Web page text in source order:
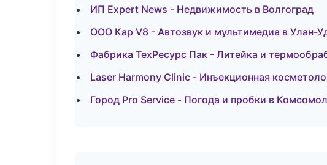
ИП Expert News - Недвижимость в Волгоград
ООО Кар V8 - Автозвук и мультимедиа в Улан-
Фабрика ТехРесурс Пак - Литейка и
Laser Harmony Clinic - Инъекционная
Город Pro Service - Погода и пробки в